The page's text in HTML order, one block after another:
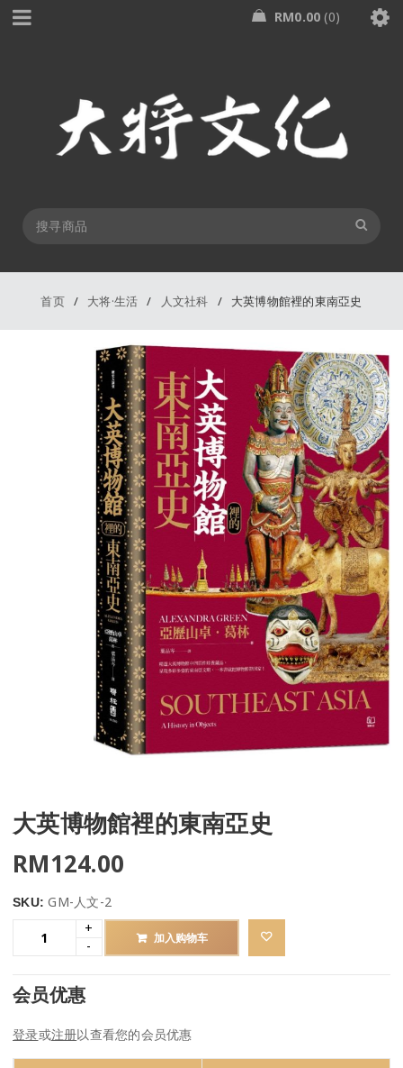
RM0.00 0
首页 / 大将·生活 / 人文社科 / 大英博物館裡的東南亞史
大英博物館裡的東南亞史
RM124.00
SKU:GM-人文-2
加入购物车
会员优惠
登录或注册以查看您的会员优惠